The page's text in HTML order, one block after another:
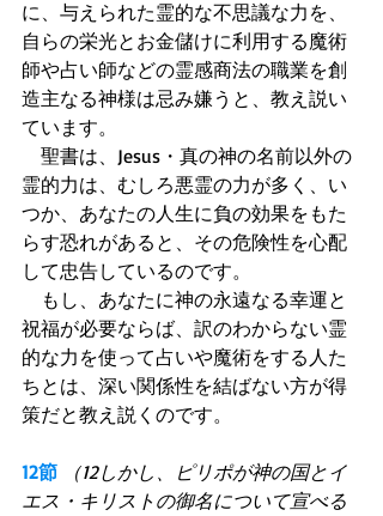
に、与えられた霊的な不思議な力を、
自らの栄光とお金儲けに利用する魔術
師や占い師などの霊感商法の職業を創
造主なる神様は忌み嫌うと、教え説い
ています。
聖書は、Jesus・真の神の名前以外の
霊的力は、むしろ悪霊の力が多く、い
つか、あなたの人生に負の効果をもた
らす恐れがあると、その危険性を心配
して忠告しているのです。
もし、あなたに神の永遠なる幸運と
祝福が必要ならば、訳のわからない霊
的な力を使って占いや魔術をする人た
ちとは、深い関係性を結ばない方が得
策だと教え説くのです。
12節
（12しかし、ピリポが神の国とイ
エス・キリストの御名について宣べる